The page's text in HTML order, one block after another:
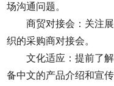
场沟通问题。
商贸对接会：关注
织的采购商对接会。
文化适应：提前了
备中文的产品介绍和宣传